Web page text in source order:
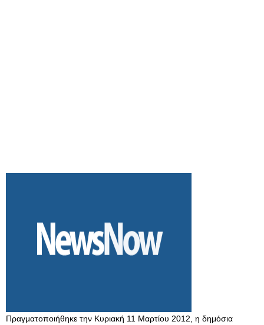
Πραγματοποιήθηκε την Κυριακή 11 Μαρτίου 2012, η δημόσια